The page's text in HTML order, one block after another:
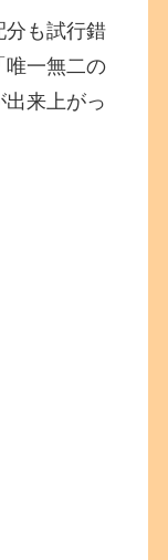
分も試行錯
唯一無二の
出来上がっ